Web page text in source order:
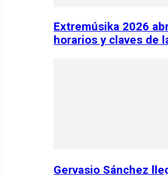
Extremúsika 2026
horarios y claves de
Gervasio Sánchez